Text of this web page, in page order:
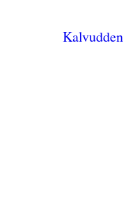
Kalvudden